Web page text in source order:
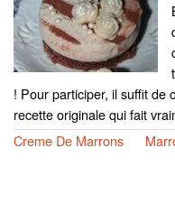
! Pour participer, il suffit de
recette originale qui fait
Creme De Marrons